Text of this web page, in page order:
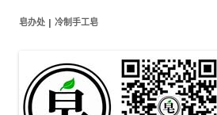
皂办处 | 冷制手工皂